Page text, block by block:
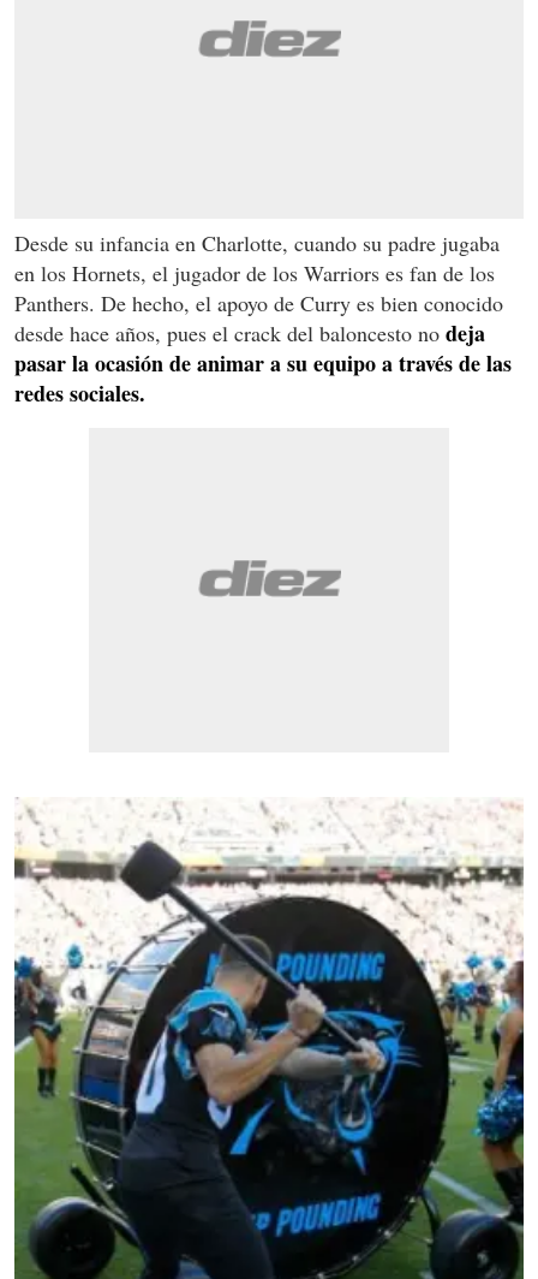
Desde su infancia en Charlotte, cuando su padre jugaba
en los Hornets, el jugador de los Warriors es fan de los
Panthers. De hecho, el apoyo de Curry es bien conocido
desde hace años, pues el crack del baloncesto no deja
pasar la ocasión de animar a su equipo a través de las
redes sociales.